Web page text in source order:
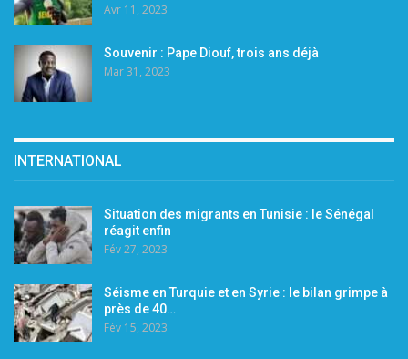
Avr 11, 2023
Souvenir : Pape Diouf, trois ans déjà
Mar 31, 2023
INTERNATIONAL
Situation des migrants en Tunisie : le Sénégal
réagit enfin
Fév 27, 2023
Séisme en Turquie et en Syrie : le bilan grimpe à
près de 40…
Fév 15, 2023